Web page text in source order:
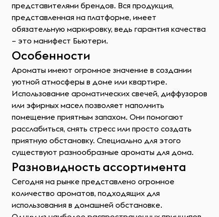
представителями брендов. Вся продукция,
представленная на платформе, имеет
обязательную маркировку, ведь гарантия качества
– это манифест Бьютери.
Особенности
Ароматы имеют огромное значение в создании
уютной атмосферы в доме или квартире.
Использование ароматических свечей, диффузоров
или эфирных масел позволяет наполнить
помещение приятным запахом. Они помогают
расслабиться, снять стресс или просто создать
приятную обстановку. Специально для этого
существуют разнообразные ароматы для дома.
Разновидность ассортимента
Сегодня на рынке представлено огромное
количество ароматов, подходящих для
использования в домашней обстановке.